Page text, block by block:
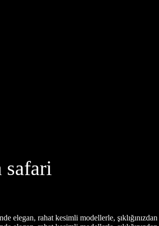
safari
elegan, rahat kesimli modellerle,